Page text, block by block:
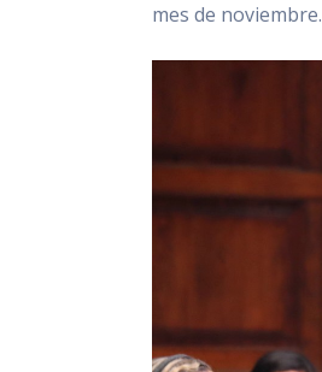
mes de noviembre.